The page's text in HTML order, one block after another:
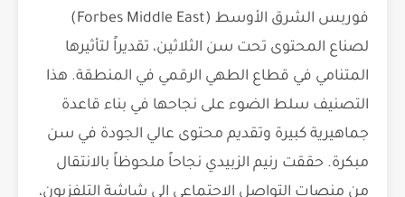
فوربس الشرق الأوسط (Forbes Middle East)
لصناع المحتوى تحت سن الثلاثين، تقديراً لتأثيرها
المتنامي في قطاع الطهي الرقمي في المنطقة. هذا
التصنيف سلط الضوء على نجاحها في بناء قاعدة
جماهيرية كبيرة وتقديم محتوى عالي الجودة في سن
مبكرة. حققت رنيم الزبيدي نجاحاً ملحوظاً بالانتقال
من منصات التواصل الاجتماعي إلى شاشة التلفزيون،